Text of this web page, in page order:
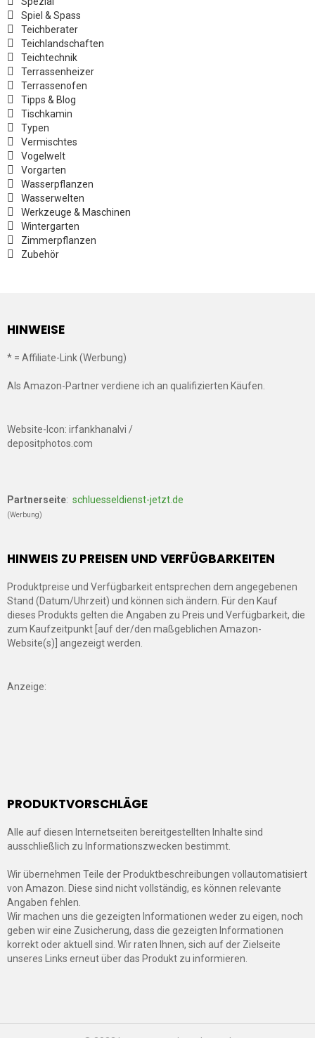
Spiel & Spass
Teichberater
Teichlandschaften
Teichtechnik
Terrassenheizer
Terrassenofen
Tipps & Blog
Tischkamin
Typen
Vermischtes
Vogelwelt
Vorgarten
Wasserpflanzen
Wasserwelten
Werkzeuge & Maschinen
Wintergarten
Zimmerpflanzen
Zubehör
HINWEISE
* = Affiliate-Link (Werbung)
Als Amazon-Partner verdiene ich an qualifizierten Käufen.
Website-Icon: irfankhanalvi /
depositphotos.com
Partnerseite: schluesseldienst-jetzt.de
(Werbung)
HINWEIS ZU PREISEN UND VERFÜGBARKEITEN
Produktpreise und Verfügbarkeit entsprechen dem angegebenen
Stand (Datum/Uhrzeit) und können sich ändern. Für den Kauf
dieses Produkts gelten die Angaben zu Preis und Verfügbarkeit, die
zum Kaufzeitpunkt [auf der/den maßgeblichen Amazon-
Website(s)] angezeigt werden.
Anzeige:
PRODUKTVORSCHLÄGE
Alle auf diesen Internetseiten bereitgestellten Inhalte sind
ausschließlich zu Informationszwecken bestimmt.
Wir übernehmen Teile der Produktbeschreibungen vollautomatisiert
von Amazon. Diese sind nicht vollständig, es können relevante
Angaben fehlen.
Wir machen uns die gezeigten Informationen weder zu eigen, noch
geben wir eine Zusicherung, dass die gezeigten Informationen
korrekt oder aktuell sind. Wir raten Ihnen, sich auf der Zielseite
unseres Links erneut über das Produkt zu informieren.